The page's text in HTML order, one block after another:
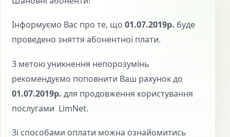
Інформуємо Вас про те, що 01.07.2019р. буде
проведено зняття абонентної плати.
З метою уникнення непорозумінь
рекомендуємо поповнити Ваш рахунок до
01.07.2019р. для продовження користування
послугами LimNet.
Зі способами оплати можна ознайомитись